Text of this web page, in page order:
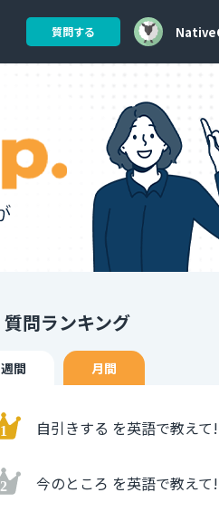
質問する
質問ランキング
週間 月間
自引きする を英語で教えて!
今のところ を英語で教えて!